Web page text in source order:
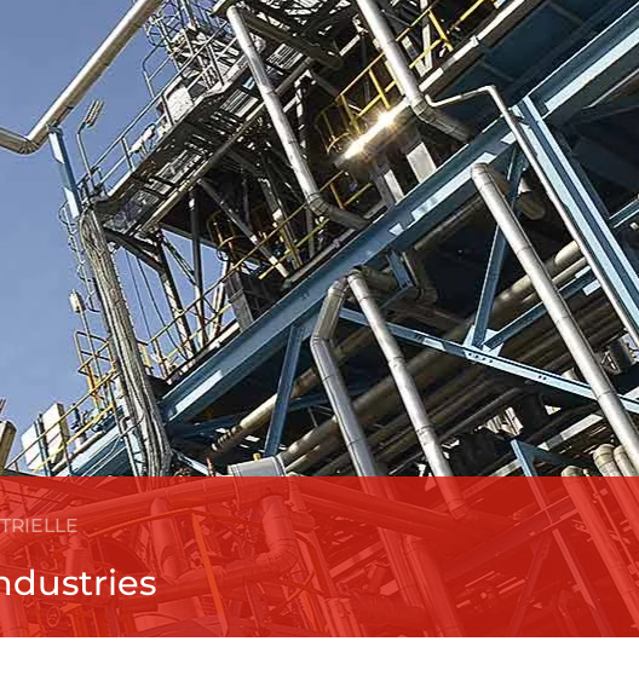
à distance